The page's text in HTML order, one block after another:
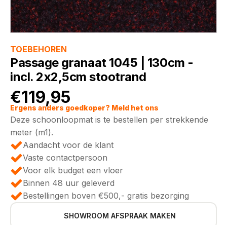
TOEBEHOREN
Passage granaat 1045 | 130cm -
incl. 2x2,5cm stootrand
€119,95
Ergens anders goedkoper? Meld het ons
Deze schoonloopmat is te bestellen per strekkende
meter (m1).
Aandacht voor de klant
Vaste contactpersoon
Voor elk budget een vloer
Binnen 48 uur geleverd
Bestellingen boven €500,- gratis bezorging
SHOWROOM AFSPRAAK MAKEN